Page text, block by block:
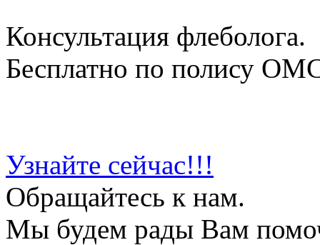
Консультация флеболога.
Бесплатно по полису
Узнайте сейчас!!!
Обращайтесь к нам.
Мы будем рады Вам